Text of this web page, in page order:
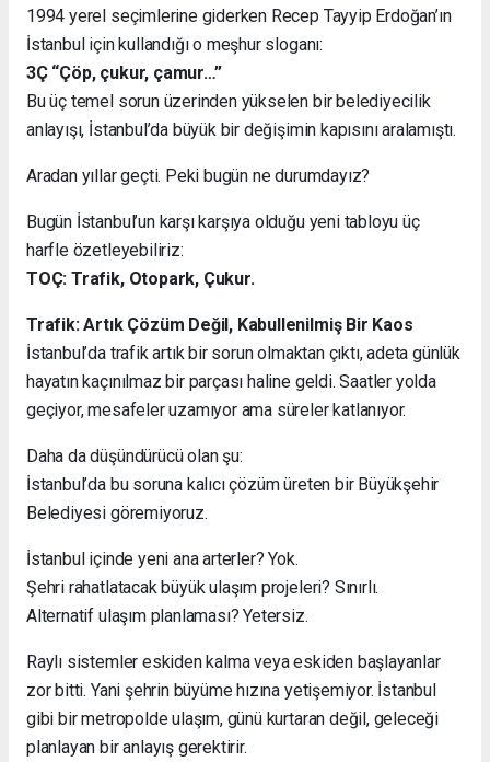
1994 yerel seçimlerine giderken Recep Tayyip Erdoğan’ın
İstanbul için kullandığı o meşhur sloganı:
3Ç “Çöp, çukur, çamur…”
Bu üç temel sorun üzerinden yükselen bir belediyecilik
anlayışı, İstanbul’da büyük bir değişimin kapısını aralamıştı.
Aradan yıllar geçti. Peki bugün ne durumdayız?
Bugün İstanbul’un karşı karşıya olduğu yeni tabloyu üç
harfle özetleyebiliriz:
TOÇ: Trafik, Otopark, Çukur.
Trafik: Artık Çözüm Değil, Kabullenilmiş Bir Kaos
İstanbul’da trafik artık bir sorun olmaktan çıktı, adeta günlük
hayatın kaçınılmaz bir parçası haline geldi. Saatler yolda
geçiyor, mesafeler uzamıyor ama süreler katlanıyor.
Daha da düşündürücü olan şu:
İstanbul’da bu soruna kalıcı çözüm üreten bir Büyükşehir
Belediyesi göremiyoruz.
İstanbul içinde yeni ana arterler? Yok.
Şehri rahatlatacak büyük ulaşım projeleri? Sınırlı.
Alternatif ulaşım planlaması? Yetersiz.
Raylı sistemler eskiden kalma veya eskiden başlayanlar
zor bitti. Yani şehrin büyüme hızına yetişemiyor. İstanbul
gibi bir metropolde ulaşım, günü kurtaran değil, geleceği
planlayan bir anlayış gerektirir.